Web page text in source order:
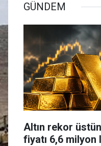
GÜNDEM
Altın rekor
fiyatı 6,6 milyon